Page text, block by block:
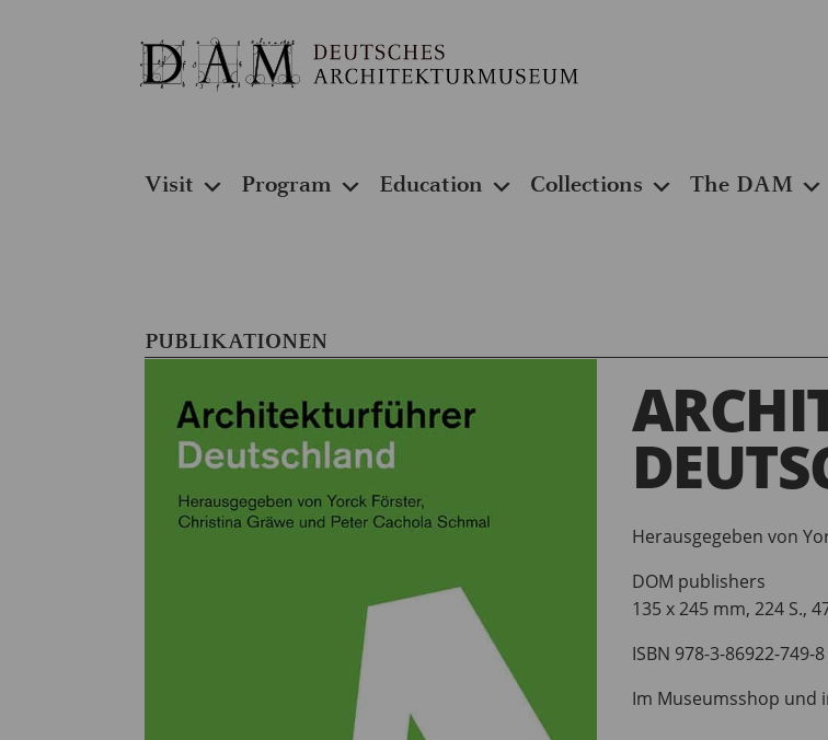
Visit Program Education Collections The DAM
PUBLIKATIONEN
Herausgegeben von
DOM publishers
135 x 245 mm, 224 S.,
ISBN 978-3-86922-749-8
Im Museumsshop und